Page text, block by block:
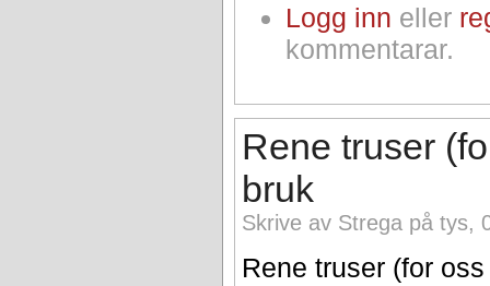
Logg inn eller
kommentarar.
Rene truser
bruk
Skrive av Strega på tys,
Rene truser (for